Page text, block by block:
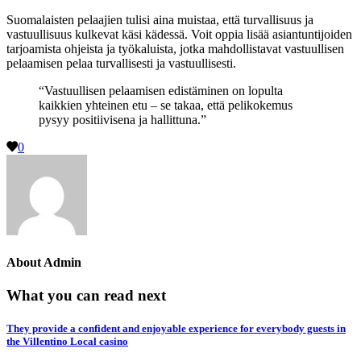
Suomalaisten pelaajien tulisi aina muistaa, että turvallisuus ja
vastuullisuus kulkevat käsi kädessä. Voit oppia lisää asiantuntijoiden
tarjoamista ohjeista ja työkaluista, jotka mahdollistavat vastuullisen
pelaamisen pelaa turvallisesti ja vastuullisesti.
“Vastuullisen pelaamisen edistäminen on lopulta
kaikkien yhteinen etu – se takaa, että pelikokemus
pysyy positiivisena ja hallittuna.”
0
About Admin
What you can read next
They provide a confident and enjoyable experience for everybody guests in
the Villentino Local casino